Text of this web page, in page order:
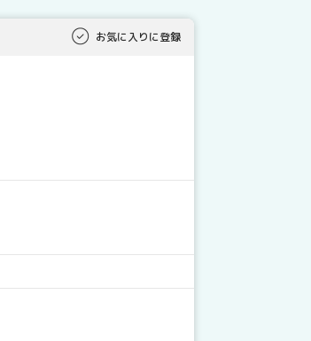
お気に入りに登録